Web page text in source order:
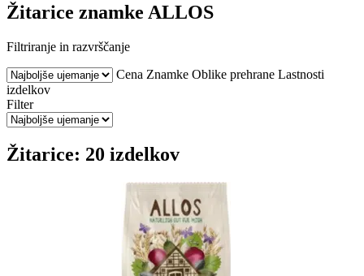
Žitarice znamke ALLOS
Filtriranje in razvrščanje
Cena Znamke Oblike prehrane Lastnosti
izdelkov
Filter
Žitarice: 20 izdelkov